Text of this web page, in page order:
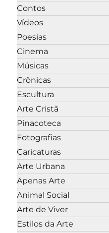
Contos
Vídeos
Poesias
Cinema
Músicas
Crônicas
Escultura
Arte Cristã
Pinacoteca
Fotografias
Caricaturas
Arte Urbana
Apenas Arte
Animal Social
Arte de Viver
Estilos da Arte